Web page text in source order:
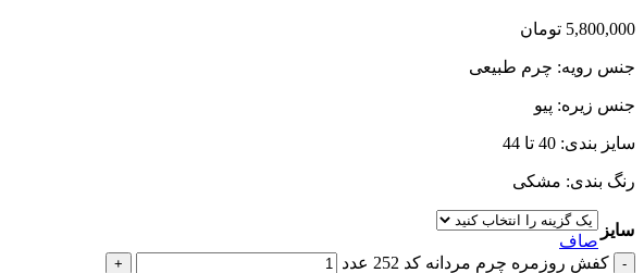
5,800,000 تومان
جنس رویه: چرم طبیعی
جنس زیره: پیو
سایز بندی: 40 تا 44
رنگ بندی: مشکی
سایز
صاف
کفش روزمره چرم مردانه کد 252 عدد